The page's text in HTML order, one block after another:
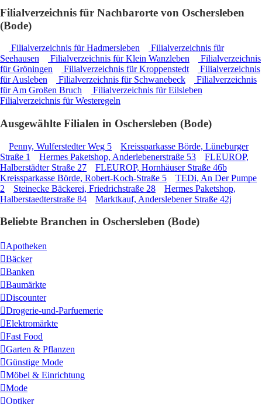
Filialverzeichnis für Nachbarorte von Oschersleben
(Bode)
Filialverzeichnis für Hadmersleben
Filialverzeichnis für
Seehausen
Filialverzeichnis für Klein Wanzleben
Filialverzeichnis
für Gröningen
Filialverzeichnis für Kroppenstedt
Filialverzeichnis
für Ausleben
Filialverzeichnis für Schwanebeck
Filialverzeichnis
für Am Großen Bruch
Filialverzeichnis für Eilsleben
Filialverzeichnis für Westeregeln
Ausgewählte Filialen in Oschersleben (Bode)
Penny, Wulferstedter Weg 5
Kreissparkasse Börde, Lüneburger
Straße 1
Hermes Paketshop, Anderlebenerstraße 53
FLEUROP,
Halberstädter Straße 27
FLEUROP, Hornhäuser Straße 46b
Kreissparkasse Börde, Robert-Koch-Straße 5
TEDi, An Der Pumpe
2
Steinecke Bäckerei, Friedrichstraße 28
Hermes Paketshop,
Halberstaedterstraße 84
Marktkauf, Anderslebener Straße 42j
Beliebte Branchen in Oschersleben (Bode)
Apotheken
Bäcker
Banken
Baumärkte
Discounter
Drogerie-und-Parfuemerie
Elektromärkte
Fast Food
Garten & Pflanzen
Günstige Mode
Möbel & Einrichtung
Mode
Optiker